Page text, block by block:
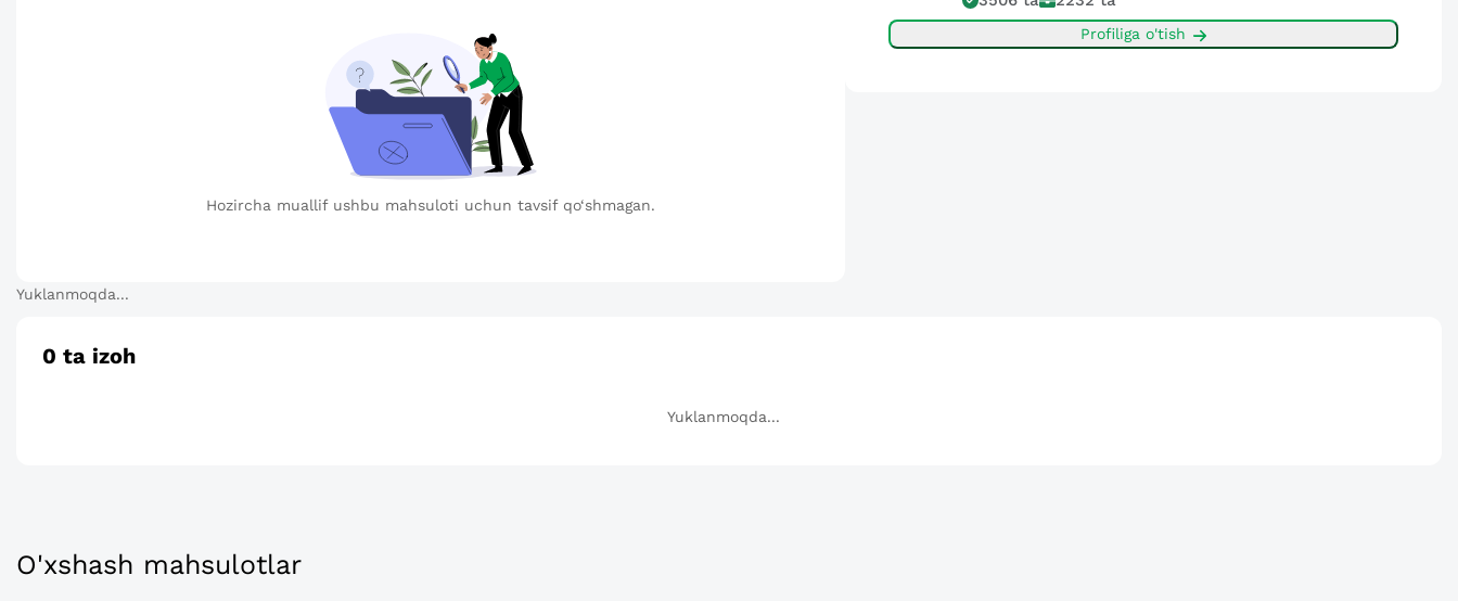
Hozircha muallif ushbu mahsuloti uchun tavsif qo‘shmagan.
Profiliga o'tish
Yuklanmoqda...
0 ta izoh
Yuklanmoqda...
O'xshash mahsulotlar